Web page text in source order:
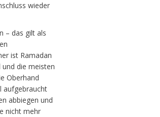
wieder
– das gilt als
ist Ramadan
die meisten
Oberhand
aufgebraucht
abbiegen und
nicht mehr